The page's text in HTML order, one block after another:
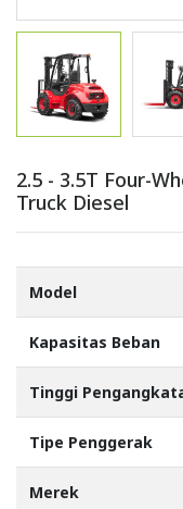
2.5 - 3.5T Four-
Truck Diesel
Model
Kapasitas Beban
Tinggi
Tipe Penggerak
Merek